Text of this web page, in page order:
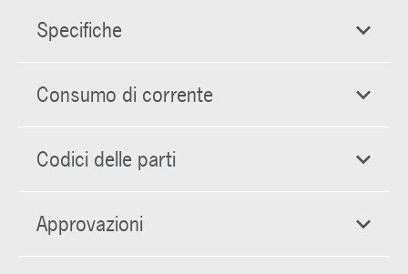
Specifiche
Consumo di corrente
Codici delle parti
Approvazioni